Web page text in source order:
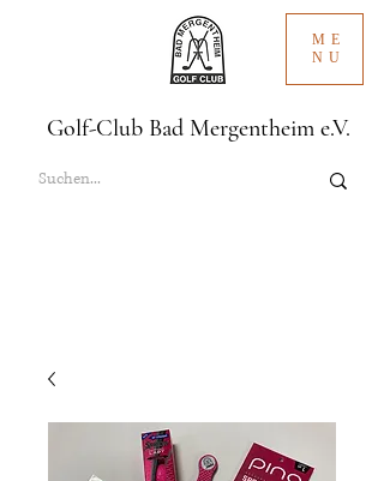
ME
NU
Golf-Club Bad Mergentheim e.V.